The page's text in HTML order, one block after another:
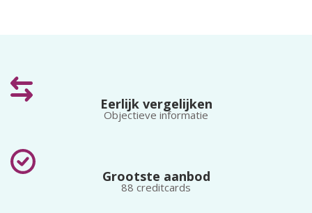
Eerlijk vergelijken
Objectieve informatie
Grootste aanbod
88 creditcards